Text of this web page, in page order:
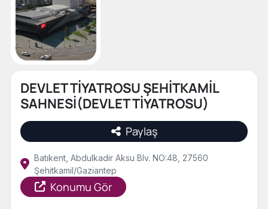
DEVLET TİYATROSU ŞEHİTKAMİL
SAHNESİ(DEVLET TİYATROSU)
Paylaş
Batıkent, Abdulkadir Aksu Blv. NO:48, 27560
Şehitkamil/Gaziantep
Konumu Gör